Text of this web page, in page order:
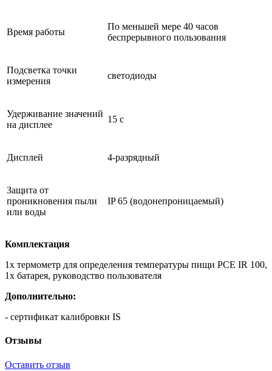
Время работы
По меньшей мере 40 часов
беспрерывного пользования
Подсветка точки
измерения
светодиоды
Удерживание значений
на дисплее
15 с
Дисплей 4-разрядный
Защита от
проникновения пыли
или воды
IP 65 (водонепроницаемый)
Комплектация
1х термометр для определения температуры пищи PCE IR 100,
1х батарея, руководство пользователя
Дополнительно:
- сертификат калибровки IS
Отзывы
Оставить отзыв